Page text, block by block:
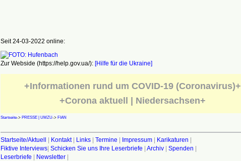
Seit 24-03-2022 online:
Zur Webside (https://help.gov.ua/): [Hilfe für die Ukraine]
+Informationen rund um COVID-19 (Coronavirus)+
+Corona aktuell | Niedersachsen+
Startseite-> PRESSE | UMZU-> FIAN
Startseite/Aktuell Kontakt| Links| Termine Impressum| Karikaturen
Fiktive Interviews| Schicken Sie uns Ihre Leserbriefe Archiv| Spenden
Leserbriefe
Newsletter|